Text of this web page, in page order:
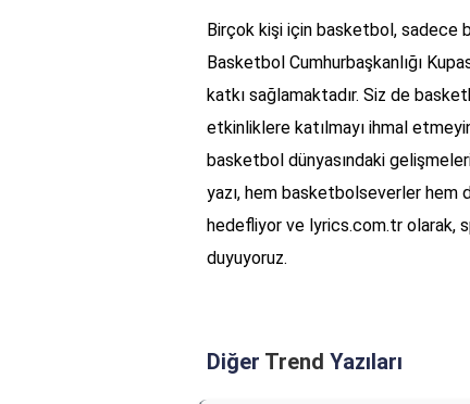
Birçok kişi için basketbol, sadece
Basketbol Cumhurbaşkanlığı
katkı sağlamaktadır. Siz de
etkinliklere katılmayı ihmal
basketbol dünyasındaki
yazı, hem basketbolseverler hem
hedefliyor ve lyrics.com.tr olarak,
duyuyoruz.
Diğer Trend Yazıları